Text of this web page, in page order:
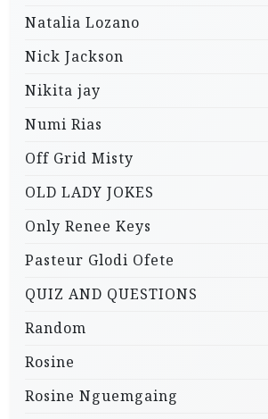
Natalia Lozano
Nick Jackson
Nikita jay
Numi Rias
Off Grid Misty
OLD LADY JOKES
Only Renee Keys
Pasteur Glodi Ofete
QUIZ AND QUESTIONS
Random
Rosine
Rosine Nguemgaing